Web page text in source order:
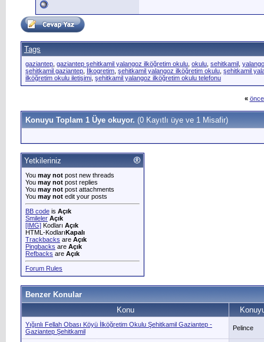
Tags
gaziantep gaziantep şehitkamil yalangoz ilköğretim okulu okulu sehitkamil
şehitkamil gaziantep İlkogretim şehitkamil yalangoz ilköğretim okulu şehitkamil
ilköğretim okulu iletişimi şehitkamil yalangoz ilköğretim okulu telefonu
«
Konuyu Toplam 1 Üye okuyor. (0 Kayıtlı üye ve 1 Misafir)
Yetkileriniz
You may not post new threads
You may not post replies
You may not post attachments
You may not edit your posts
BB code is Açık
Smileler Açık
[IMG] Kodları Açık
HTML-KodlarıKapalı
Trackbacks are Açık
Pingbacks are Açık
Refbacks are Açık
Forum Rules
Benzer Konular
Konu
Yığınlı Fellah Obası Köyü İlköğretim Okulu Şehitkamil Gaziantep -
Gaziantep Şehitkamil
Pelince